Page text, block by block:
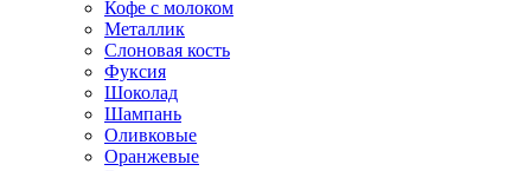
Кофе с молоком
Металлик
Слоновая кость
Фуксия
Шоколад
Шампань
Оливковые
Оранжевые